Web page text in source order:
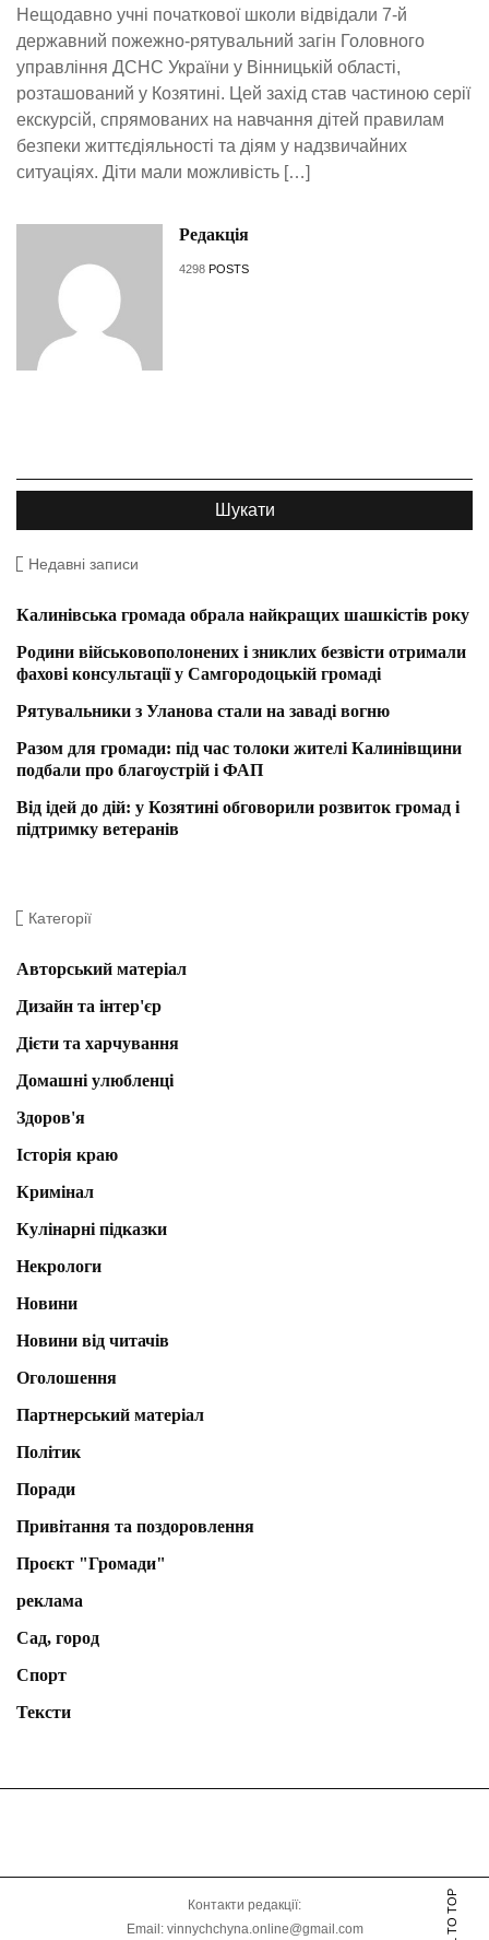
Нещодавно учні початкової школи відвідали 7-й
державний пожежно-рятувальний загін Головного
управління ДСНС України у Вінницькій області,
розташований у Козятині. Цей захід став частиною серії
екскурсій, спрямованих на навчання дітей правилам
безпеки життєдіяльності та діям у надзвичайних
ситуаціях. Діти мали можливість […]
Редакція
4298 POSTS
Недавні записи
Калинівська громада обрала найкращих шашкістів року
Родини військовополонених і зниклих безвісти отримали
фахові консультації у Самгородоцькій громаді
Рятувальники з Уланова стали на заваді вогню
Разом для громади: під час толоки жителі Калинівщини
подбали про благоустрій і ФАП
Від ідей до дій: у Козятині обговорили розвиток громад і
підтримку ветеранів
Категорії
Авторський матеріал
Дизайн та інтер'єр
Дієти та харчування
Домашні улюбленці
Здоров'я
Історія краю
Кримінал
Кулінарні підказки
Некрологи
Новини
Новини від читачів
Оголошення
Партнерський матеріал
Політик
Поради
Привітання та поздоровлення
Проєкт "Громади"
реклама
Сад, город
Спорт
Тексти
Контакти редакції:
Email: vinnychchyna.online@gmail.com